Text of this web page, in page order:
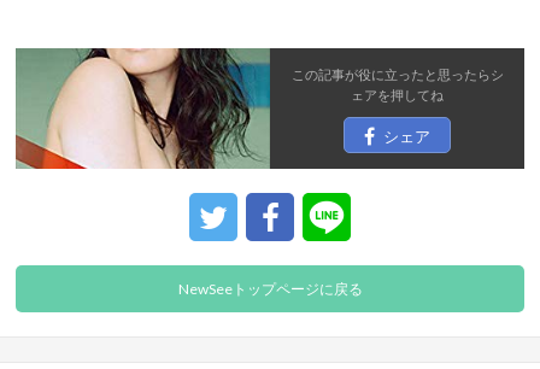
この記事が役に立ったと思ったらシ
ェアを押してね
シェア
NewSeeトップページに戻る